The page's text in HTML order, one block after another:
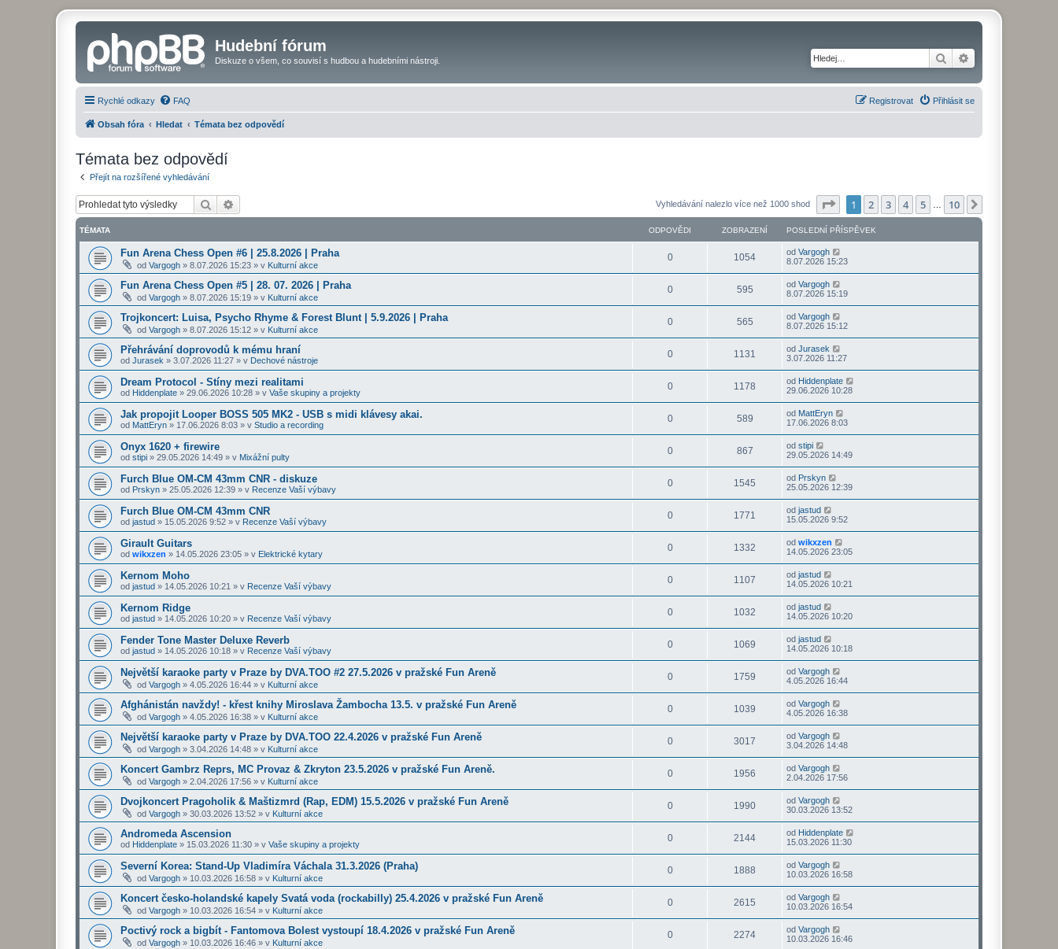
Hudební fórum
Diskuze o všem, co souvisí s hudbou a hudebními nástroji. Hledat
Rychlé odkazy FAQ Přihlásit se
Registrovat
Obsah fóra Hledat Témata bez odpovědí
Témata bez odpovědí
Přejít na rozšířené vyhledávání
Hledat Vyhledávání nalezlo více než 1000 shod Stránka z
1 2 3 4 5 10
TÉMATA ODPOVĚDI ZOBRAZENÍ POSLEDNÍ PŘÍSPĚVEK
Fun Arena Chess Open #6 | 25.8.2026 | Praha
od Vargogh » 8.07.2026 15:23 » v Kulturní akce
0 1054 od Vargogh
8.07.2026 15:23
Fun Arena Chess Open #5 | 28. 07. 2026 | Praha
od Vargogh » 8.07.2026 15:19 » v Kulturní akce
0 595 od Vargogh
8.07.2026 15:19
Trojkoncert: Luisa, Psycho Rhyme & Forest Blunt | 5.9.2026 | Praha
od Vargogh » 8.07.2026 15:12 » v Kulturní akce
0 565 od Vargogh
8.07.2026 15:12
Přehrávání doprovodů k mému hraní
od Jurasek » 3.07.2026 11:27 » v Dechové nástroje
0 1131 od Jurasek
3.07.2026 11:27
Dream Protocol - Stíny mezi realitami
od Hiddenplate » 29.06.2026 10:28 » v Vaše skupiny a projekty
0 1178 od Hiddenplate
29.06.2026 10:28
Jak propojit Looper BOSS 505 MK2 - USB s midi klávesy akai.
od MattEryn » 17.06.2026 8:03 » v Studio a recording
0 589 od MattEryn
17.06.2026 8:03
Onyx 1620 + firewire
od stipi » 29.05.2026 14:49 » v Mixážní pulty
0 867 od stipi
29.05.2026 14:49
Furch Blue OM-CM 43mm CNR - diskuze
od Prskyn » 25.05.2026 12:39 » v Recenze Vaší výbavy
0 1545 od Prskyn
25.05.2026 12:39
Furch Blue OM-CM 43mm CNR
od jastud » 15.05.2026 9:52 » v Recenze Vaší výbavy
0 1771 od jastud
15.05.2026 9:52
Girault Guitars
od wikxzen » 14.05.2026 23:05 » v Elektrické kytary
0 1332 od wikxzen
14.05.2026 23:05
Kernom Moho
od jastud » 14.05.2026 10:21 » v Recenze Vaší výbavy
0 1107 od jastud
14.05.2026 10:21
Kernom Ridge
od jastud » 14.05.2026 10:20 » v Recenze Vaší výbavy
0 1032 od jastud
14.05.2026 10:20
Fender Tone Master Deluxe Reverb
od jastud » 14.05.2026 10:18 » v Recenze Vaší výbavy
0 1069 od jastud
14.05.2026 10:18
Největší karaoke party v Praze by DVA.TOO #2 27.5.2026 v pražské Fun Areně
od Vargogh » 4.05.2026 16:44 » v Kulturní akce
0 1759 od Vargogh
4.05.2026 16:44
Afghánistán navždy! - křest knihy Miroslava Žambocha 13.5. v pražské Fun Areně
od Vargogh » 4.05.2026 16:38 » v Kulturní akce
0 1039 od Vargogh
4.05.2026 16:38
Největší karaoke party v Praze by DVA.TOO 22.4.2026 v pražské Fun Areně
od Vargogh » 3.04.2026 14:48 » v Kulturní akce
0 3017 od Vargogh
3.04.2026 14:48
Koncert Gambrz Reprs, MC Provaz & Zkryton 23.5.2026 v pražské Fun Areně.
od Vargogh » 2.04.2026 17:56 » v Kulturní akce
0 1956 od Vargogh
2.04.2026 17:56
Dvojkoncert Pragoholik & Maštizmrd (Rap, EDM) 15.5.2026 v pražské Fun Areně
od Vargogh » 30.03.2026 13:52 » v Kulturní akce
0 1990 od Vargogh
30.03.2026 13:52
Andromeda Ascension
od Hiddenplate » 15.03.2026 11:30 » v Vaše skupiny a projekty
0 2144 od Hiddenplate
15.03.2026 11:30
Severní Korea: Stand-Up Vladimíra Váchala 31.3.2026 (Praha)
od Vargogh » 10.03.2026 16:58 » v Kulturní akce
0 1888 od Vargogh
10.03.2026 16:58
Koncert česko-holandské kapely Svatá voda (rockabilly) 25.4.2026 v pražské Fun Areně
od Vargogh » 10.03.2026 16:54 » v Kulturní akce
0 2615 od Vargogh
10.03.2026 16:54
Poctivý rock a bigbít - Fantomova Bolest vystoupí 18.4.2026 v pražské Fun Areně
od Vargogh » 10.03.2026 16:46 » v Kulturní akce
0 2274 od Vargogh
10.03.2026 16:46